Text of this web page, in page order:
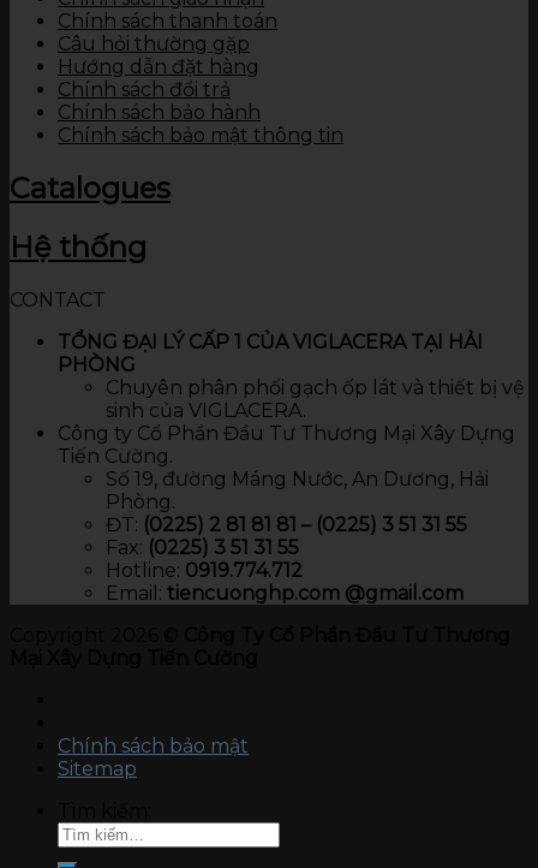
Chính sách thanh toán
Câu hỏi thường gặp
Hướng dẫn đặt hàng
Chính sách đổi trả
Chính sách bảo hành
Chính sách bảo mật thông tin
Catalogues
Hệ thống
CONTACT
TỔNG ĐẠI LÝ CẤP 1 CỦA VIGLACERA TẠI HẢI
PHÒNG
Chuyên phân phối gạch ốp lát và thiết bị vệ
sinh của VIGLACERA.
Công ty Cổ Phần Đầu Tư Thương Mại Xây Dựng
Tiến Cường.
Số 19, đường Máng Nước, An Dương, Hải
Phòng.
ĐT: (0225) 2 81 81 81 – (0225) 3 51 31 55
Fax: (0225) 3 51 31 55
Hotline: 0919.774.712​
Email: tiencuonghp.com @gmail.com
Chính sách bảo mật
Sitemap